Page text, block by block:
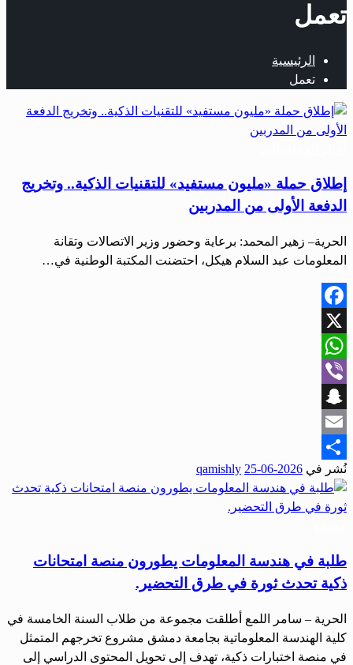
تعمل
الرئيسية
تعمل
إطلاق حملة «مليون مستفيد» للتقنيات الذكية.. وتخريج
الدفعة الأولى من المدربين
الحرية– زهير المحمد: برعاية وحضور وزير الاتصالات وتقانة
المعلومات عبد السلام هيكل، احتضنت المكتبة الوطنية في…
Facebook
X
WhatsApp
Viber
Snapchat
Email
Share
نُشر في 2026-06-25
qamishly
طلبة في هندسة المعلومات يطورون منصة امتحانات
ذكية تحدث ثورة في طرق التحضير.
الحرية – سامر اللمع أطلقت مجموعة من طلاب السنة الخامسة في
كلية الهندسة المعلوماتية بجامعة دمشق مشروع تخرجهم المتمثل
في منصة اختبارات ذكية، تهدف إلى تحويل المحتوى الدراسي إلى